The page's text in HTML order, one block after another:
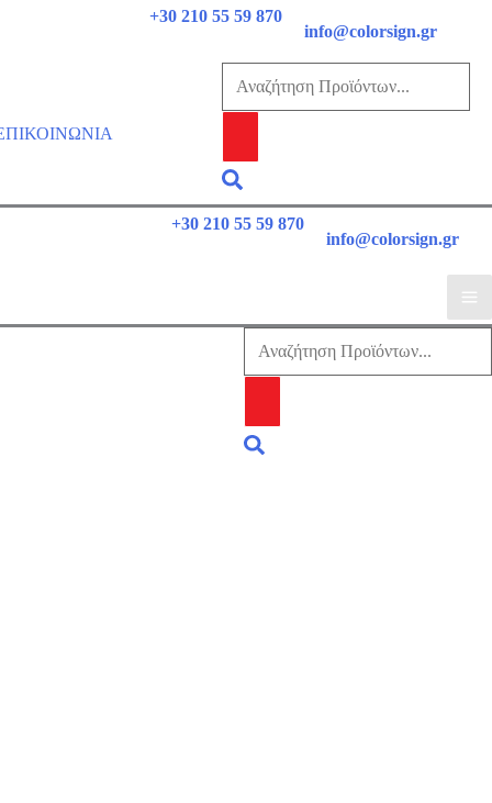
+30 210 55 59 870
info@colorsign.gr
Αναζήτηση
προϊόντων
Αναζήτηση
+30 210 55 59 870
info@colorsign.gr
Αναζήτηση
προϊόντων
Αναζήτηση